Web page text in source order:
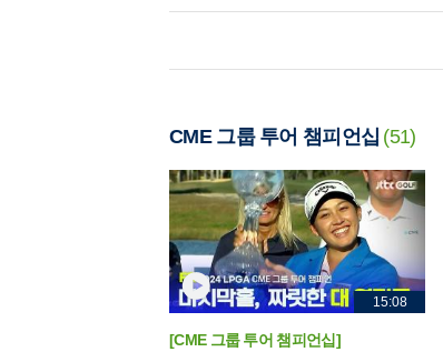
CME 그룹 투어 챔피언십 (51)
15:08
[CME 그룹 투어 챔피언십]